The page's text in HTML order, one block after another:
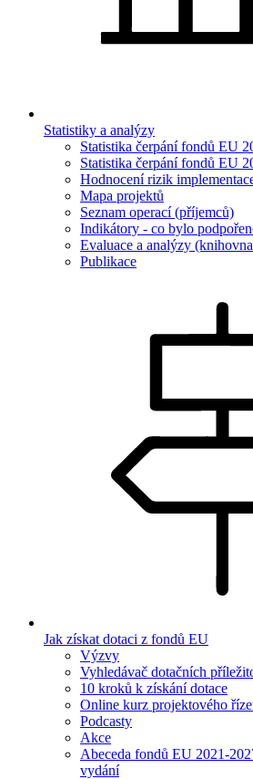
Statistiky a analýzy
Statistika čerpání fondů EU
Statistika čerpání fondů EU
Hodnocení rizik
Mapa projektů
Seznam operací (příjemců)
Indikátory - co bylo
Evaluace a analýzy
Publikace
Jak získat dotaci z fondů EU
Výzvy
Vyhledávač dotačních
10 kroků k získání dotace
Online kurz projektového
Podcasty
Akce
Abeceda fondů EU 2021-
vydání